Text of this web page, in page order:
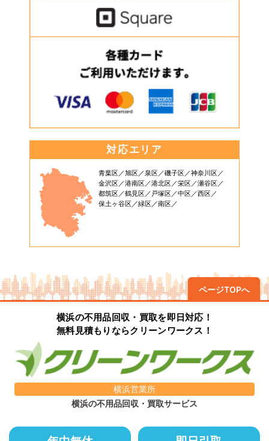
対応エリア
青葉区 旭区 泉区 磯子区
神奈川区
金沢区
港南区 港北区 栄区
瀬谷区
都筑区
鶴見区 戸塚区 中区
西区
保土ヶ谷区
緑区 南区
ページTOPへ
横浜の不用品回収・買取を即日対応！
無料見積もりならクリーンワークス！
横浜営業所
横浜の不用品回収・買取サービス